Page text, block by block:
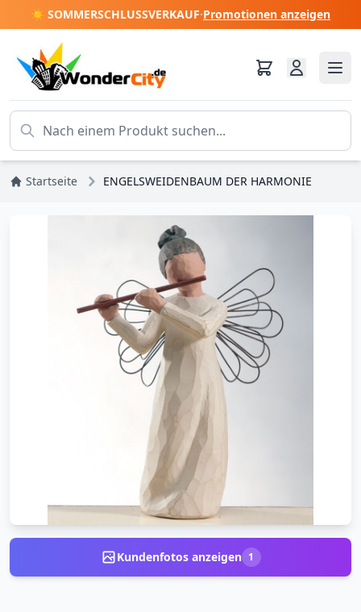
☀️ SOMMERSCHLUSSVERKAUF·Promotionen anzeigen
Startseite ENGELSWEIDENBAUM DER HARMONIE
Kundenfotos anzeigen 1